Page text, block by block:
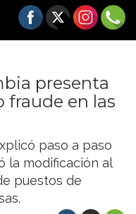
presenta
fraude en las
paso a paso
la modificación al
puestos de